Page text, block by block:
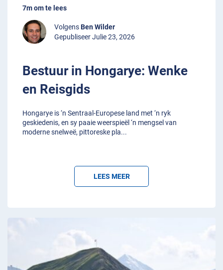
7m om te lees
VolgensBen Wilder
Gepubliseer Julie 23, 2026
Bestuur in Hongarye: Wenke
en Reisgids
Hongarye is ‘n Sentraal-Europese land met ‘n ryk
geskiedenis, en sy paaie weerspieël ‘n mengsel van
moderne snelweë, pittoreske pla...
LEES MEER